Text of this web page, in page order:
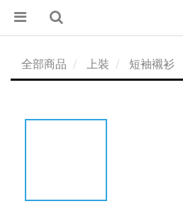
全部商品 上裝 短袖襯衫